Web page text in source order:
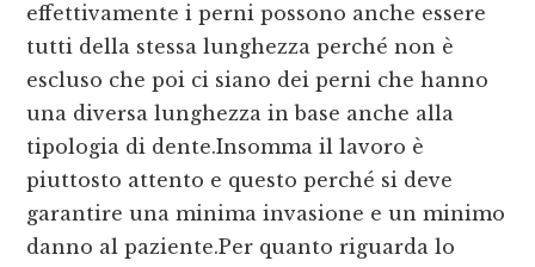
effettivamente i perni possono anche essere
tutti della stessa lunghezza perché non è
escluso che poi ci siano dei perni che hanno
una diversa lunghezza in base anche alla
tipologia di dente.Insomma il lavoro è
piuttosto attento e questo perché si deve
garantire una minima invasione e un minimo
danno al paziente.Per quanto riguarda lo